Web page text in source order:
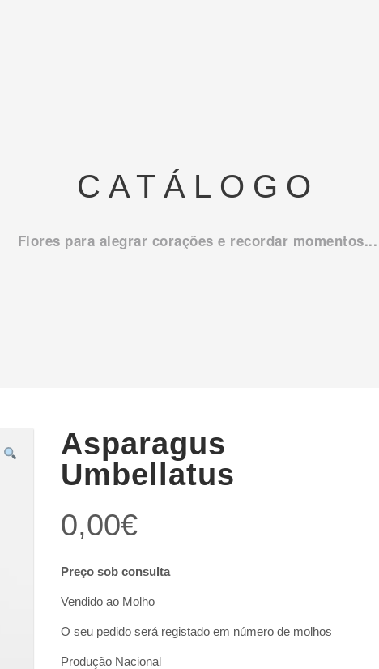
CATÁLOGO
Flores para alegrar corações e recordar momentos...
Asparagus
Umbellatus
0,00€
Preço sob consulta
Vendido ao Molho
O seu pedido será registado em número de molhos
Produção Nacional